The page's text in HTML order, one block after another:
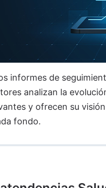
informes de
analizan la
y ofrecen su
fondo.